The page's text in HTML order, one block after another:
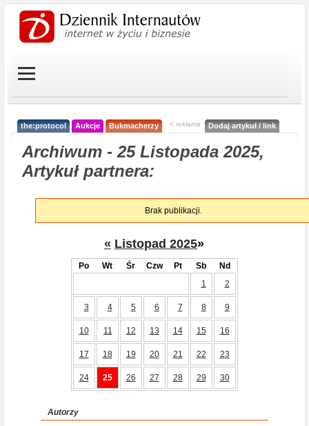
the:protocol Aukcje Bukmacherzy < reklama Dodaj artykuł / link
Archiwum - 25 Listopada 2025,
Artykuł partnera:
Brak publikacji.
« Listopad 2025»
Po Wt Śr Czw Pt Sb
Nd
1
2
3 4 5 6 7 8 9
10 11 12 13 14 15 16
17 18 19 20 21 22 23
24 25 26 27 28 29 30
Autorzy